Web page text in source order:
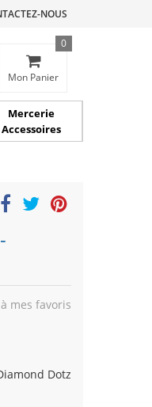
NOUS
Mon Panier
0
Mercerie
Accessoires
mes favoris